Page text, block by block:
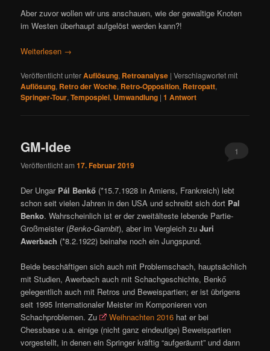
Aber zuvor wollen wir uns anschauen, wie der gewaltige Knoten
im Westen überhaupt aufgelöst werden kann?!
Weiterlesen →
Veröffentlicht unterAuflösung, Retroanalyse |Verschlagwortet mit
Auflösung, Retro der Woche, Retro-Opposition, Retropatt,
Springer-Tour,Tempospiel, Umwandlung |1 Antwort
GM-Idee
Veröffentlicht am17. Februar 2019
1
Der Ungar Pál Benkő (*15.7.1928 in Amiens, Frankreich) lebt
schon seit vielen Jahren in den USA und schreibt sich dort Pal
Benko. Wahrscheinlich ist er der zweitälteste lebende Partie-
Großmeister (Benko-Gambit), aber im Vergleich zuJuri
Awerbach (*8.2.1922) beinahe noch ein Jungspund.
Beide beschäftigen sich auch mit Problemschach, hauptsächlich
mit Studien, Awerbach auch mit Schachgeschichte, Benkő
gelegentlich auch mit Retros und Beweispartien; er ist übrigens
seit 1995 Internationaler Meister im Komponieren von
Schachproblemen. Zu
Weihnachten 2016 hat er bei
Chessbase u.a. einige (nicht ganz eindeutige) Beweispartien
vorgestellt, in denen ein Springer kräftig “aufgeräumt” und dann